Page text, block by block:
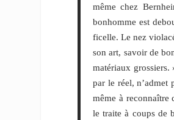
même chez
bonhomme est
ficelle. Le nez
son art, savoir de
matériaux grossiers.
par le réel, n’admet
même à reconnaître
le traite à coups de